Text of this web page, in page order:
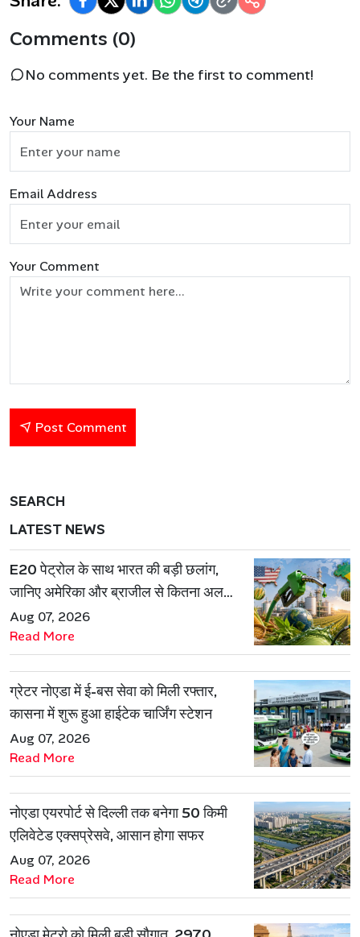
Comments (0)
No comments yet. Be the first to comment!
Your Name
Email Address
Your Comment
Post Comment
SEARCH
LATEST NEWS
E20 पेट्रोल के साथ भारत की बड़ी छलांग,
जानिए अमेरिका और ब्राजील से कितना अलग
है एथेनॉल मॉडल
Aug 07, 2026
Read More
ग्रेटर नोएडा में ई-बस सेवा को मिली रफ्तार,
कासना में शुरू हुआ हाईटेक चार्जिंग स्टेशन
Aug 07, 2026
Read More
नोएडा एयरपोर्ट से दिल्ली तक बनेगा 50 किमी
एलिवेटेड एक्सप्रेसवे, आसान होगा सफर
Aug 07, 2026
Read More